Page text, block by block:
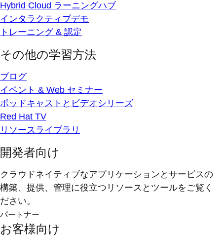
Hybrid Cloud ラーニングハブ
インタラクティブデモ
トレーニング & 認定
その他の学習方法
ブログ
イベント & Web セミナー
ポッドキャストとビデオシリーズ
Red Hat TV
リソースライブラリ
開発者向け
クラウドネイティブなアプリケーションとサービスの
構築、提供、管理に役立つリソースとツールをご覧く
ださい。
パートナー
お客様向け